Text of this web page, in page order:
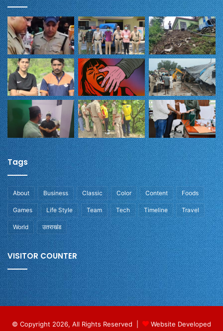
Tags
About Business Classic Color Content Foods
Games Life Style Team Tech Timeline Travel
World उतराखंड
VISITOR COUNTER
© Copyright 2026, All Rights Reserved | Website Developed